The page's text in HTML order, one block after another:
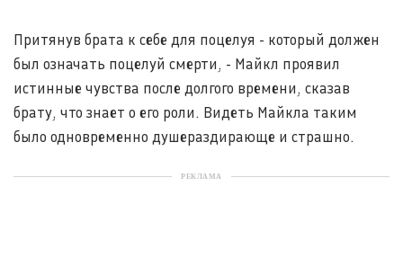
Притянув брата к себе для поцелуя - который должен
был означать поцелуй смерти, - Майкл проявил
истинные чувства после долгого времени, сказав
брату, что знает о его роли. Видеть Майкла таким
было одновременно душераздирающе и страшно.
РЕКЛАМА